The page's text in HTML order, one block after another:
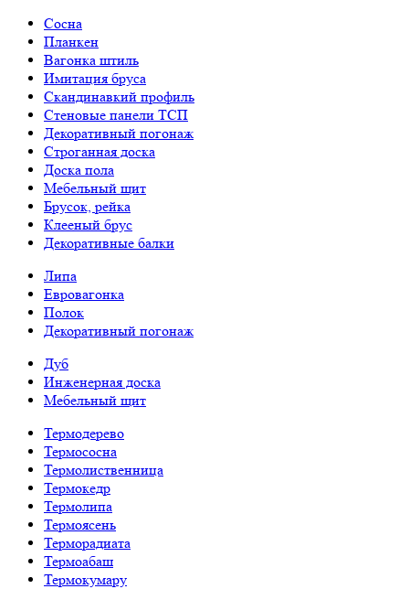
Сосна
Планкен
Вагонка штиль
Имитация бруса
Скандинавкий профиль
Стеновые панели ТСП
Декоративный погонаж
Строганная доска
Доска пола
Мебельный щит
Брусок, рейка
Клееный брус
Декоративные балки
Липа
Евровагонка
Полок
Декоративный погонаж
Дуб
Инженерная доска
Мебельный щит
Термодерево
Термососна
Термолиственница
Термокедр
Термолипа
Термоясень
Терморадиата
Термоабаш
Термокумару